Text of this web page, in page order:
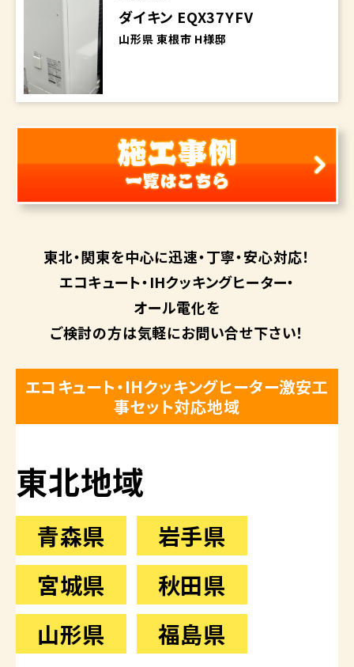
ダイキン EQX37YFV
山形県 東根市 H様邸
東北・関東を中心に迅速・丁寧・安心対応！
エコキュート・IHクッキングヒーター・
オール電化を
ご検討の方は気軽にお問い合せ下さい！
エコキュート・IHクッキングヒーター激安工
事セット対応地域
東北地域
青森県
岩手県
宮城県
秋田県
山形県
福島県